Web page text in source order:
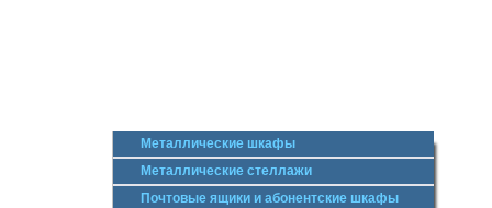
Металлические шкафы
Металлические стеллажи
Почтовые ящики и абонентские шкафы